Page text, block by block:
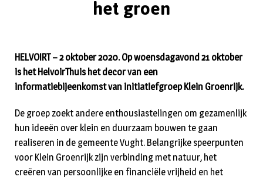
het groen
HELVOIRT – 2 oktober 2020. Op woensdagavond 21 oktober
is het HelvoirThuis het decor van een
informatiebijeenkomst van initiatiefgroep Klein Groenrijk.
De groep zoekt andere enthousiastelingen om gezamenlijk
hun ideeën over klein en duurzaam bouwen te gaan
realiseren in de gemeente Vught. Belangrijke speerpunten
voor Klein Groenrijk zijn verbinding met natuur, het
creëren van persoonlijke en financiële vrijheid en het